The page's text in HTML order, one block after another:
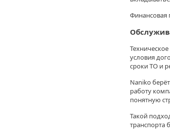
Финансовая
условия
сроки ТО и
Naniko
работу
понятную
Такой
транспорта